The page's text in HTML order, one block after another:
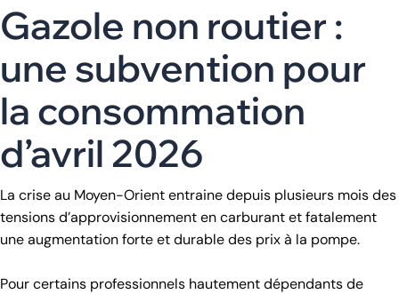
Gazole non routier :
une subvention pour
la consommation
d’avril 2026
La crise au Moyen-Orient entraine depuis plusieurs mois des
tensions d’approvisionnement en carburant et fatalement
une augmentation forte et durable des prix à la pompe.
Pour certains professionnels hautement dépendants de